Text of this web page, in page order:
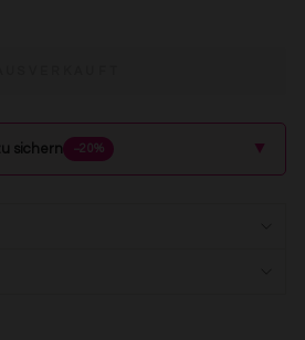
sichern −20% ▲